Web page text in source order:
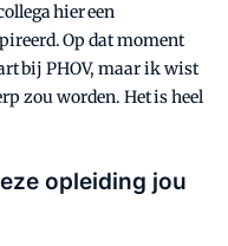
hier een
Op dat moment
bij PHOV, maar ik wist
zou worden. Het is heel
opleiding jou